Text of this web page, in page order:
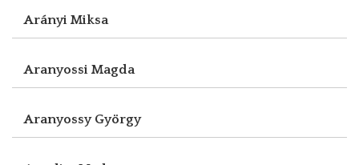
Arányi Miksa
Aranyossi Magda
Aranyossy György